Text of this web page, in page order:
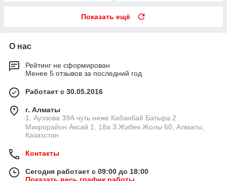
Показать ещё
О нас
Рейтинг не сформирован
Менее 5 отзывов за последний год
Работает с 30.05.2016
г. Алматы
1. Ауэзова 39А чуть ниже Кабанбай Батыра ㅤㅤㅤㅤㅤㅤㅤㅤㅤㅤㅤㅤㅤㅤ2. ​
Микрорайон Аксай 1, 18а 3.Жибек Жолы 60, Алматы,
Казахстан
Контакты
Сегодня работает с 09:00 до 18:00